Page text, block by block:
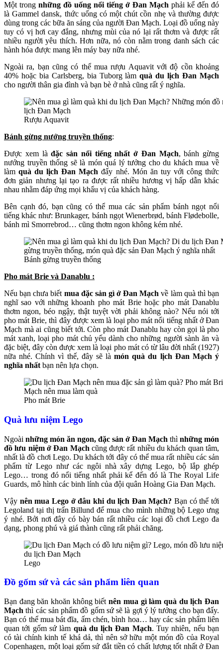
Một trong những đồ uống nổi tiếng ở Đan Mạch phải kể đến đó
là Gammel dansk, thức uống có một chút cồn nhẹ và thường được
dùng trong các bữa ăn sáng của người Đan Mạch. Loại đồ uống này
tuy có vị hơi cay đắng, nhưng mùi của nó lại rất thơm và được rất
nhiều người yêu thích. Hơn nữa, nó còn nằm trong danh sách các
hành hóa được mang lên máy bay nữa nhé.
Ngoài ra, bạn cũng có thể mua rượu Aquavit với độ cồn khoảng
40% hoặc bia Carlsberg, bia Tuborg làmquà du lịch Đan Mạch
cho người thân gia đình và bạn bè ở nhà cũng rất ý nghĩa.
Rượu Aquavit
Bánh gừng nướng truyền thống:
Được xem làđặc sản nổi tiếng nhất ở Đan Mạch, bánh gừng
nướng truyền thống sẽ là món quá lý tưởng cho du khách mua về
làmquà du lịch Đan Mạch đấy nhé. Món ăn tuy với công thức
đơn giản nhưng lại tạo ra được rất nhiều hương vị hấp dẫn khác
nhau nhằm đáp ứng mọi khẩu vị của khách hàng.
Bên cạnh đó, bạn cũng có thể mua các sản phẩm bánh ngọt nổi
tiếng khác như: Brunkager, bánh ngọt Wienerbrød, bánh Flødebolle,
bánh mì Smorrebrod… cũng thơm ngon không kém nhé.
Bánh gừng truyền thống
Pho mát Brie và Danablu :
Nếu bạn chưa biết mua đặc sản gì ở Đan Mạch về làm quà thì bạn
nghĩ sao với những khoanh pho mát Brie hoặc pho mát Danablu
thơm ngon, béo ngậy, thật tuyệt vời phải không nào? Nếu nói tới
pho mát Brie, thì đây được xem là loại pho mát nổi tiếng nhất ở Đan
Mạch mà ai cũng biết tới. Còn pho mát Danablu hay còn gọi là pho
mát xanh, loại pho mát chủ yếu dành cho những người sành ăn và
đặc biệt, đây còn được xem là loại pho mát có từ lâu đời nhất (1927)
nữa nhé. Chính vì thế, đây sẽ làmón quà du lịch Đan Mạch ý
nghĩa nhất bạn nên lựa chọn.
Pho mát Brie
Quà lưu niệm Lego
Ngoài những món ăn ngon, đặc sản ở Đan Mạch thì những món
đồ lưu niệm ở Đan Mạch cũng được rất nhiều du khách quan tâm,
nhất là đồ chơi Lego. Du khách tới đây có thể mua rất nhiều các sản
phẩm từ Lego như các ngôi nhà xây dựng Lego, bộ lắp ghép
Lego… trong đó nổi tiếng nhất phải kể đến đó là The Royal Life
Guards, mô hình các binh lính của đội quân Hoàng Gia Đan Mạch.
Vậy nên mua Lego ở đâu khi du lịch Đan Mạch? Bạn có thể tới
Legoland tại thị trấn Billund để mua cho mình những bộ Lego ưng
ý nhé. Bởi nơi đây có bày bán rất nhiều các loại đồ chơi Lego đa
dạng, phong phú và giá thành cũng rất phải chăng.
Lego
Đồ gốm sứ và các sản phẩm liên quan
Bạn đang băn khoăn không biếtnên mua gì làm quà du lịch Đan
Mạch thì các sản phẩm đồ gốm sứ sẽ là gợi ý lý tưởng cho bạn đấy.
Bạn có thể mua bát đĩa, ấm chén, bình hoa… hay các sản phẩm liên
quan tới gốm sứ làm quà du lịch Đan Mạch. Tuy nhiên, nếu bạn
có tài chính kinh tế khá dả, thì nên sở hữu một món đồ của Royal
Copenhagen, một loại gốm sứ đắt tiền có chất lượng tốt nhất ở Đan